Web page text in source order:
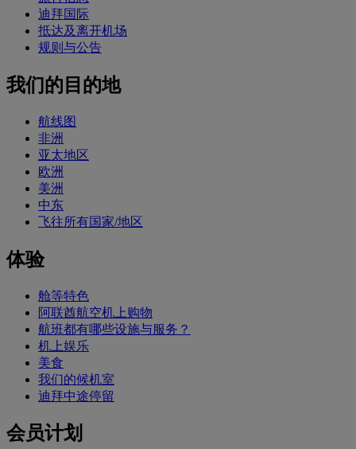
迪拜国际
抵达及离开机场
规则与公告
我们的目的地
航线图
非洲
亚太地区
欧洲
美洲
中东
飞往所有国家/地区
体验
舱等特色
阿联酋航空机上购物
航班都有哪些设施与服务？
机上娱乐
美食
我们的候机室
迪拜中途停留
会员计划